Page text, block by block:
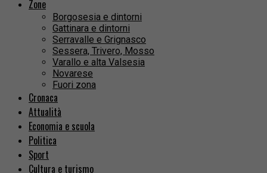
Zone
Borgosesia e dintorni
Gattinara e dintorni
Serravalle e Grignasco
Sessera, Trivero, Mosso
Varallo e alta Valsesia
Novarese
Fuori zona
Cronaca
Attualità
Economia e scuola
Politica
Sport
Cultura e turismo